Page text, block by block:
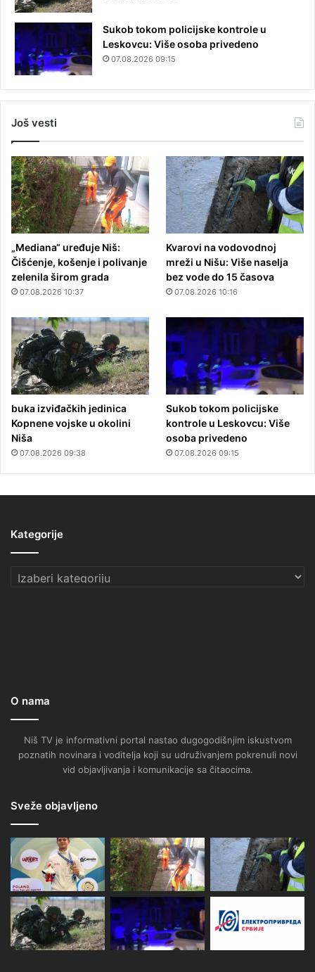
Sukob tokom policijske kontrole u
Leskovcu: Više osoba privedeno
07.08.2026 09:15
Još vesti
„Mediana“ uređuje Niš:
Čišćenje, košenje i polivanje
zelenila širom grada
07.08.2026 10:37
Kvarovi na vodovodnoj
mreži u Nišu: Više naselja
bez vode do 15 časova
07.08.2026 10:16
buka izviđačkih jedinica
Kopnene vojske u okolini
Niša
07.08.2026 09:38
Sukob tokom policijske
kontrole u Leskovcu: Više
osoba privedeno
07.08.2026 09:15
Kategorije
Kategorije
O nama
Niš TV je informativni portal nastao dugogodišnjim iskustvom
poznatih novinara i voditelja koji su udruživanjem pokrenuli novi
vid objavljivanja i komunikacije sa čitaocima.
Sveže objavljeno